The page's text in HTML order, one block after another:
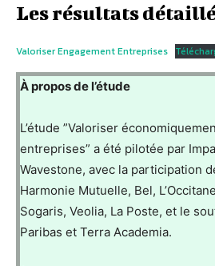
Les résultats
Valoriser Engagement Entreprises
À propos de l’étude
L’étude ”Valoriser
entreprises” a été pilotée par
Wavestone, avec la participation
Harmonie Mutuelle, Bel,
Sogaris, Veolia, La Poste, et le
Paribas et Terra Academia.